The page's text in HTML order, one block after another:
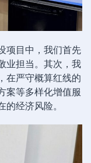
项目中，我们首先
业担当。其次，我
在严守概算红线的
案等多样化增值服
经济风险。